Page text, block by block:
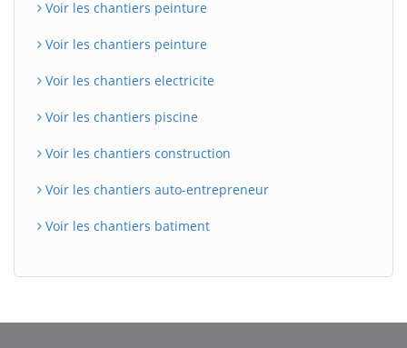
Voir les chantiers peinture
Voir les chantiers peinture
Voir les chantiers electricite
Voir les chantiers piscine
Voir les chantiers construction
Voir les chantiers auto-entrepreneur
Voir les chantiers batiment